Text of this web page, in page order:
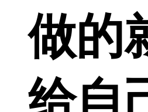
做的
给自